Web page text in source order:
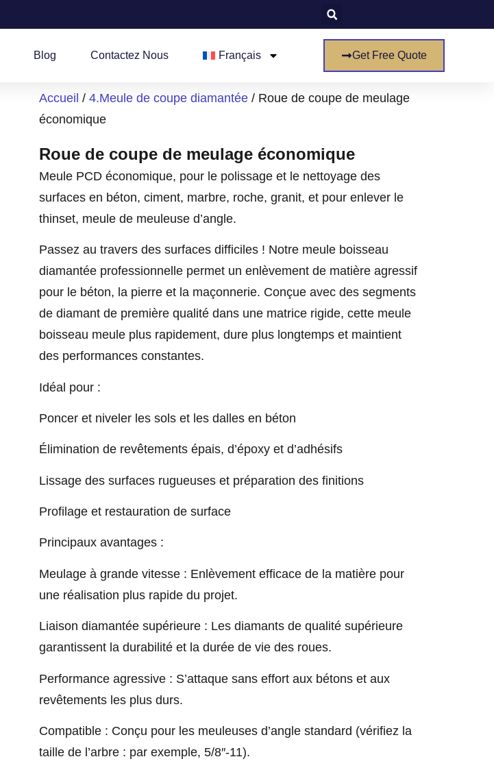
Blog Contactez Nous Français Get Free Quote
Accueil / 4.Meule de coupe diamantée / Roue de coupe de meulage
économique
Roue de coupe de meulage économique
Meule PCD économique, pour le polissage et le nettoyage des
surfaces en béton, ciment, marbre, roche, granit, et pour enlever le
thinset, meule de meuleuse d’angle.
Passez au travers des surfaces difficiles ! Notre meule boisseau
diamantée professionnelle permet un enlèvement de matière agressif
pour le béton, la pierre et la maçonnerie. Conçue avec des segments
de diamant de première qualité dans une matrice rigide, cette meule
boisseau meule plus rapidement, dure plus longtemps et maintient
des performances constantes.
Idéal pour :
Poncer et niveler les sols et les dalles en béton
Élimination de revêtements épais, d’époxy et d’adhésifs
Lissage des surfaces rugueuses et préparation des finitions
Profilage et restauration de surface
Principaux avantages :
Meulage à grande vitesse : Enlèvement efficace de la matière pour
une réalisation plus rapide du projet.
Liaison diamantée supérieure : Les diamants de qualité supérieure
garantissent la durabilité et la durée de vie des roues.
Performance agressive : S’attaque sans effort aux bétons et aux
revêtements les plus durs.
Compatible : Conçu pour les meuleuses d’angle standard (vérifiez la
taille de l’arbre : par exemple, 5/8″-11).